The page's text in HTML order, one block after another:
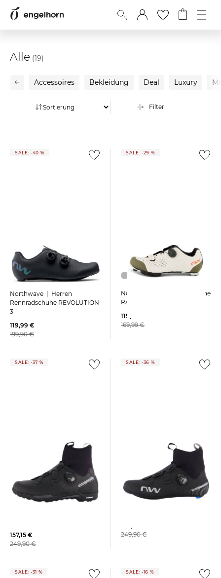
Alle (19)
Accessoires Bekleidung Deal Luxury
Filter
SALE: -40 %
Northwave | Herren
Rennradschuhe REVOLUTION
3
119,99 €
199,90 €
SALE: -29 %
Northwave | MTB Radschuhe
RAZER
119,99 €
169,99 €
SALE: -37 %
Northwave | Herren
157,15 €
249,90 €
SALE: -36 %
249,90 €
SALE: -31 % SALE: -16 %